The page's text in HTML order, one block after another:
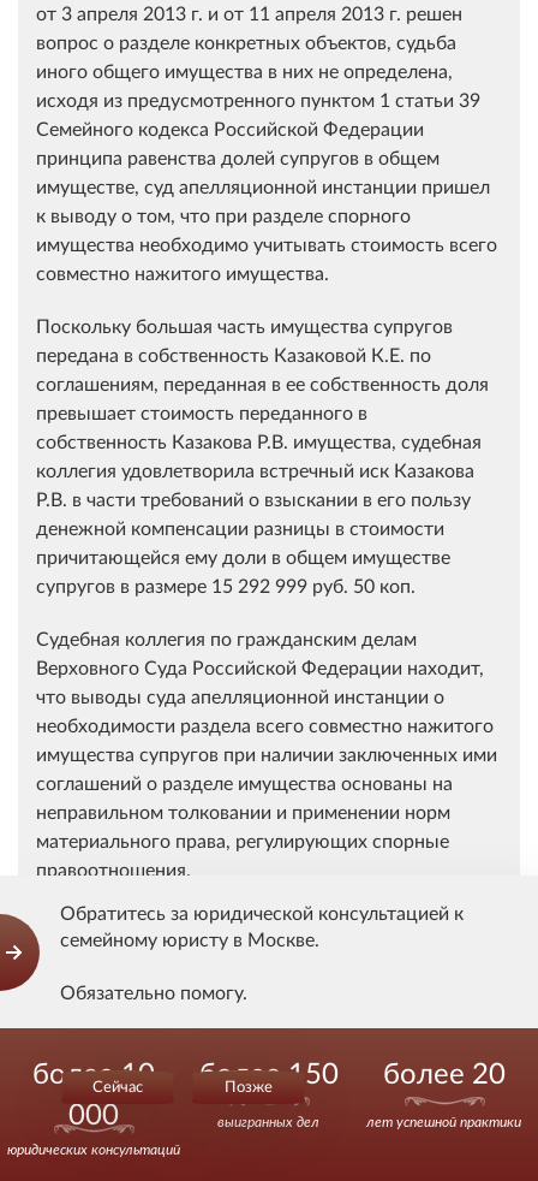
от 3 апреля 2013 г. и от 11 апреля 2013 г. решен
вопрос о разделе конкретных объектов, судьба
иного общего имущества в них не определена,
исходя из предусмотренного пунктом 1 статьи 39
Семейного кодекса Российской Федерации
принципа равенства долей супругов в общем
имуществе, суд апелляционной инстанции пришел
к выводу о том, что при разделе спорного
имущества необходимо учитывать стоимость всего
совместно нажитого имущества.
Поскольку большая часть имущества супругов
передана в собственность Казаковой К.Е. по
соглашениям, переданная в ее собственность доля
превышает стоимость переданного в
собственность Казакова Р.В. имущества, судебная
коллегия удовлетворила встречный иск Казакова
Р.В. в части требований о взыскании в его пользу
денежной компенсации разницы в стоимости
причитающейся ему доли в общем имуществе
супругов в размере 15 292 999 руб. 50 коп.
Судебная коллегия по гражданским делам
Верховного Суда Российской Федерации находит,
что выводы суда апелляционной инстанции о
необходимости раздела всего совместно нажитого
имущества супругов при наличии заключенных ими
соглашений о разделе имущества основаны на
неправильном толковании и применении норм
материального права, регулирующих спорные
правоотношения.
Согласно пункту 1 статьи 33 Семейного кодекса
Российской Федерации законным режимом
имущества супругов является режим их совместной
В соответствии с нормами семейного
законодательства изменение правового режима
общего имущества супругов возможно на
основании заключенного между ними брачного
Обратитесь за юридической консультацией к
семейному юристу в Москве.
Обязательно помогу.
Сейчас Позже
более 10
000
юридических консультаций
более 150
выигранных дел
более 20
лет успешной практики